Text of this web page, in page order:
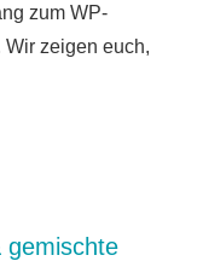
zum WP-
Wir zeigen euch,
gemischte